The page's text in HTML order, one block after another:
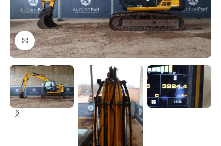
Клацніть, щоб збільшити